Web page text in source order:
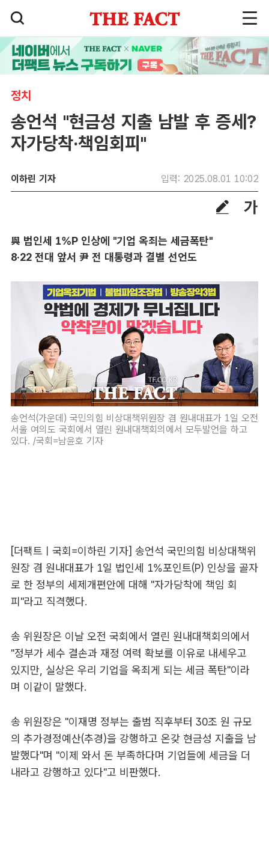
정치
송언석 "현금성 지출 남발 후 증세?
자가당착·책임회피"
이하린 기자 입력: 2025.08.01 10:02
與 법인세 1%P 인상에 "기업 옥죄는 세금폭탄"
8·22 전대 앞서 尹 전 대통령과 결별 선언도
송언석(가운데) 국민의힘 비상대책위원장 겸 원내대표가 1일 오전
서울 여의도 국회에서 열린 원내대책회의에서 모두발언을 하고
있다. /국회=남윤호 기자
[더팩트ㅣ국회=이하린 기자] 송언석 국민의힘 비상대책위
원장 겸 원내대표가 1일 법인세 1%포인트(P) 인상을 골자
로 한 정부의 세제개편안에 대해 "자가당착에 책임 회
피"라고 직격했다.
송 위원장은 이날 오전 국회에서 열린 원내대책회의에서
"정부가 세수 결손과 재정 여력 확보를 이유로 내세우고
있지만, 실상은 우리 기업을 옥죄게 되는 세금 폭탄"이라
며 이같이 말했다.
송 위원장은 "이재명 정부는 출범 직후부터 30조 원 규모
의 추가경정예산(추경)을 강행하고 온갖 현금성 지출을 남
발했다"며 "이제 와서 돈 부족하다며 기업들에 세금을 더
내라고 강행하고 있다"고 비판했다.